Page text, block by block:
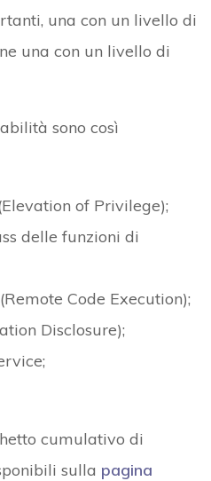
una con un livello di
una con un livello di
sono così
of Privilege);
delle funzioni di
Code Execution);
Disclosure);
cumulativo di
sulla pagina